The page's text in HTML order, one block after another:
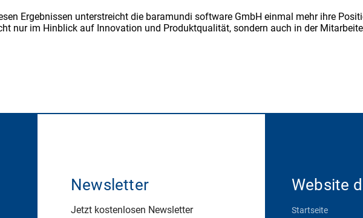
Ergebnissen unterstreicht die baramundi software GmbH einmal mehr ihre
nur im Hinblick auf Innovation und Produktqualität, sondern auch in der
Newsletter
Jetzt kostenlosen Newsletter
Website
Startseite